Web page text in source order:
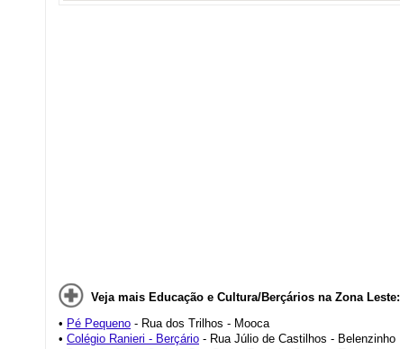
Veja mais Educação e Cultura/Berçários na Zona Leste:
• Pé Pequeno - Rua dos Trilhos - Mooca
• Colégio Ranieri - Berçário - Rua Júlio de Castilhos - Belenzinho